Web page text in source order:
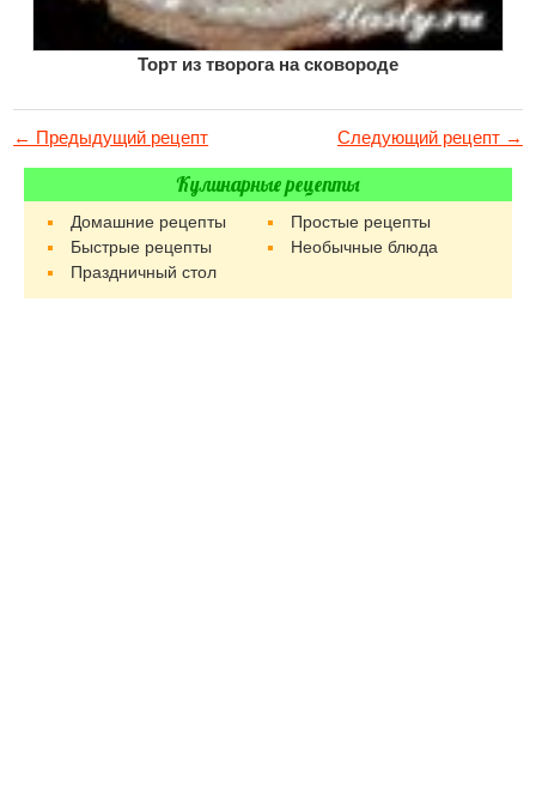
Торт из творога на сковороде
← Предыдущий рецепт Следующий рецепт →
Кулинарные рецепты
Домашние рецепты
Простые рецепты
Быстрые рецепты
Необычные блюда
Праздничный стол